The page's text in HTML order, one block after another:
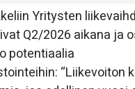
Yritysten
Q2/2026 aikana ja
potentiaalia
: “Liikevoiton